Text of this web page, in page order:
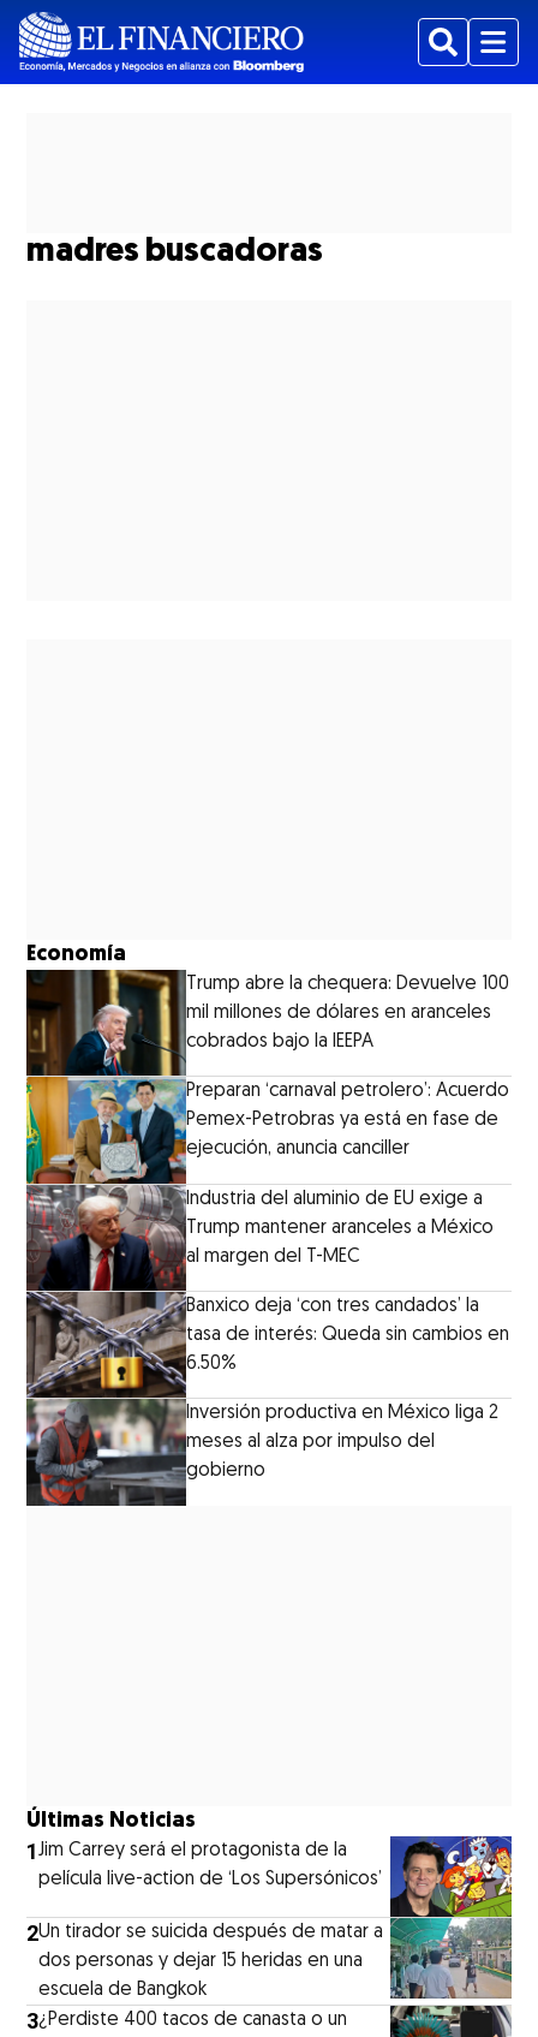
BuscarMenu
madres buscadoras
Economía
Trump abre la chequera: Devuelve 100
mil millones de dólares en aranceles
cobrados bajo la IEEPA
Preparan ‘carnaval petrolero’: Acuerdo
Pemex-Petrobras ya está en fase de
ejecución, anuncia canciller
Industria del aluminio de EU exige a
Trump mantener aranceles a México
al margen del T-MEC
Banxico deja ‘con tres candados’ la
tasa de interés: Queda sin cambios en
6.50%
Inversión productiva en México liga 2
meses al alza por impulso del
gobierno
Últimas Noticias
1Jim Carrey será el protagonista de la
película live-action de ‘Los Supersónicos’
2Un tirador se suicida después de matar a
dos personas y dejar 15 heridas en una
escuela de Bangkok
3¿Perdiste 400 tacos de canasta o un